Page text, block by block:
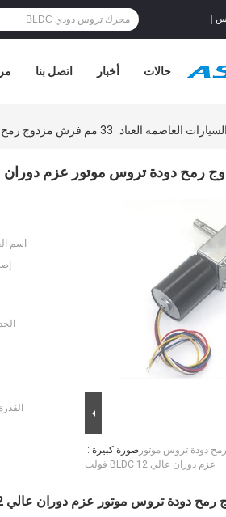
اتصل بنا أخبار حالات
العاصمة العتاد 33 مم فرش مزدوج رمح دودة تروس موتور عزم دوران عالي BLDC 12 فولت
صورة كبيرة : دودة تروس موتور
عزم دوران عالي BLDC 12 فولت
اسم